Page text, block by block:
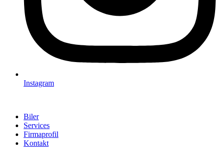
Instagram
Biler
Services
Firmaprofil
Kontakt